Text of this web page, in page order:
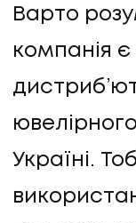
Варто
компанія
Україні.